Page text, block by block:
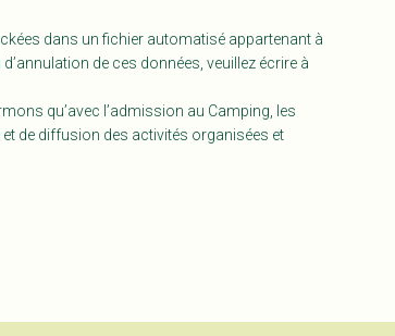
dans un fichier automatisé appartenant à
de ces données, veuillez écrire à
qu’avec l’admission au Camping, les
de diffusion des activités organisées et